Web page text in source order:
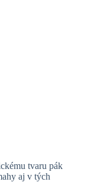
tvaru pák
aj v tých